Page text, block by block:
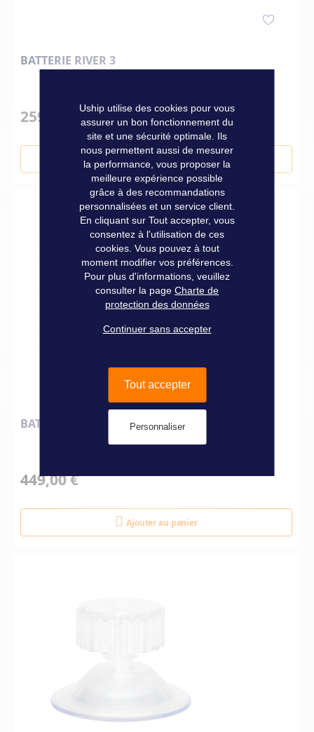
BATTERIE RIVER 3
259,00 €
BATTERIE RIVER 3 MAX
449,00 €
Ajouter au panier
Uship utilise des cookies pour vous
assurer un bon fonctionnement du
site et une sécurité optimale. Ils
nous permettent aussi de mesurer
la performance, vous proposer la
meilleure expérience possible
grâce à des recommandations
personnalisées et un service client.
En cliquant sur Tout accepter, vous
consentez à l'utilisation de ces
cookies. Vous pouvez à tout
moment modifier vos préférences.
Pour plus d'informations, veuillez
consulter la page Charte de
protection des données
Continuer sans accepter
Tout accepter
Personnaliser